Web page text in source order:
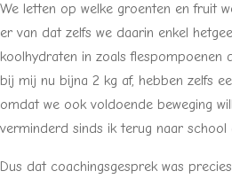
We letten op welke groenten en fruit
er van dat zelfs we daarin enkel
koolhydraten in zoals flespompoenen
bij mij nu bijna 2 kg af, hebben zelfs
omdat we ook voldoende beweging
verminderd sinds ik terug naar school
Dus dat coachingsgesprek was